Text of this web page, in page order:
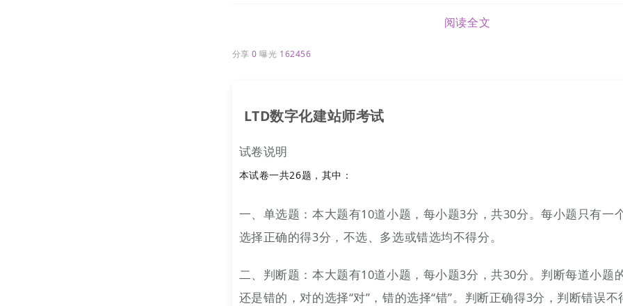
阅读全文
分享0 曝光 162456
LTD数字化建站师考试
试卷说明
本试卷一共26题，其中：
一、单选题：本大题有10道小题，每小题3分，共30分。每小题只有一
选择正确的得3分，不选、多选或错选均不得分。
二、判断题：本大题有10道小题，每小题3分，共30分。判断每道小题
还是错的，对的选择“对”，错的选择“错”。判断正确得3分，判断错误不